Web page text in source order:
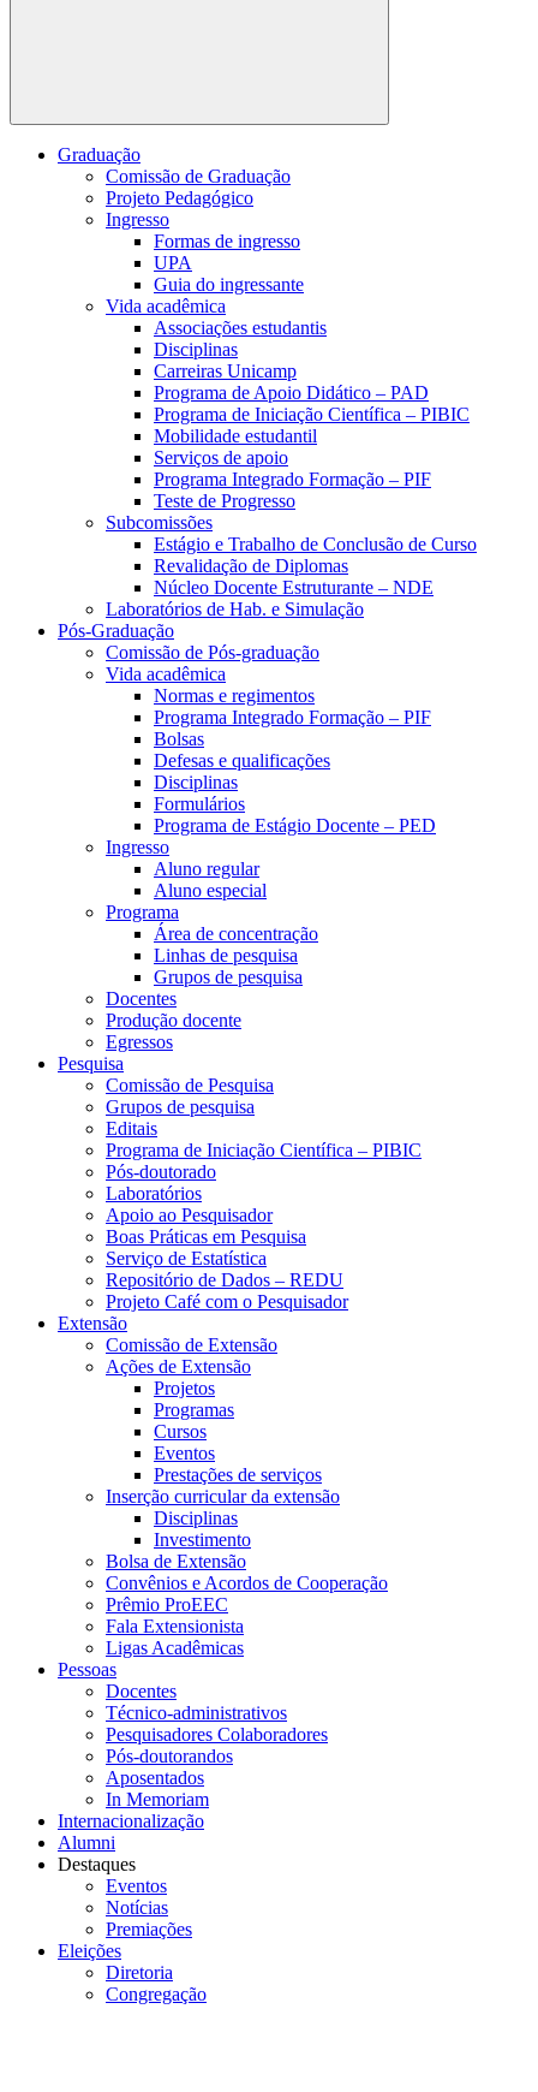
Buscar
Graduação
Comissão de Graduação
Projeto Pedagógico
Ingresso
Formas de ingresso
UPA
Guia do ingressante
Vida acadêmica
Associações estudantis
Disciplinas
Carreiras Unicamp
Programa de Apoio Didático – PAD
Programa de Iniciação Científica – PIBIC
Mobilidade estudantil
Serviços de apoio
Programa Integrado Formação – PIF
Teste de Progresso
Subcomissões
Estágio e Trabalho de Conclusão de Curso
Revalidação de Diplomas
Núcleo Docente Estruturante – NDE
Laboratórios de Hab. e Simulação
Pós-Graduação
Comissão de Pós-graduação
Vida acadêmica
Normas e regimentos
Programa Integrado Formação – PIF
Bolsas
Defesas e qualificações
Disciplinas
Formulários
Programa de Estágio Docente – PED
Ingresso
Aluno regular
Aluno especial
Programa
Área de concentração
Linhas de pesquisa
Grupos de pesquisa
Docentes
Produção docente
Egressos
Pesquisa
Comissão de Pesquisa
Grupos de pesquisa
Editais
Programa de Iniciação Científica – PIBIC
Pós-doutorado
Laboratórios
Apoio ao Pesquisador
Boas Práticas em Pesquisa
Serviço de Estatística
Repositório de Dados – REDU
Projeto Café com o Pesquisador
Extensão
Comissão de Extensão
Ações de Extensão
Projetos
Programas
Cursos
Eventos
Prestações de serviços
Inserção curricular da extensão
Disciplinas
Investimento
Bolsa de Extensão
Convênios e Acordos de Cooperação
Prêmio ProEEC
Fala Extensionista
Ligas Acadêmicas
Pessoas
Docentes
Técnico-administrativos
Pesquisadores Colaboradores
Pós-doutorandos
Aposentados
In Memoriam
Internacionalização
Alumni
Destaques
Eventos
Notícias
Premiações
Eleições
Diretoria
Congregação